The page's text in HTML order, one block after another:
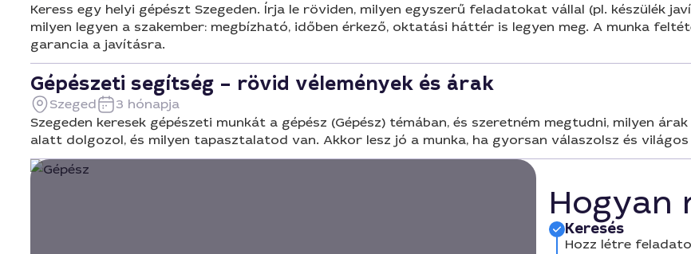
Keress egy helyi gépészt Szegeden. Írja le röviden, milyen egyszerű feladatokat vállal (pl. készülék
milyen legyen a szakember: megbízható, időben érkező, oktatási háttér is legyen meg. A munka
garancia a javításra.
Gépészeti segítség – rövid vélemények és árak
Szeged
3 hónapja
Szegeden keresek gépészeti munkát a gépész (Gépész) témában, és szeretném megtudni, milyen
alatt dolgozol, és milyen tapasztalatod van. Akkor lesz jó a munka, ha gyorsan válaszolsz és
Hogyan
Keresés
Hozz létre